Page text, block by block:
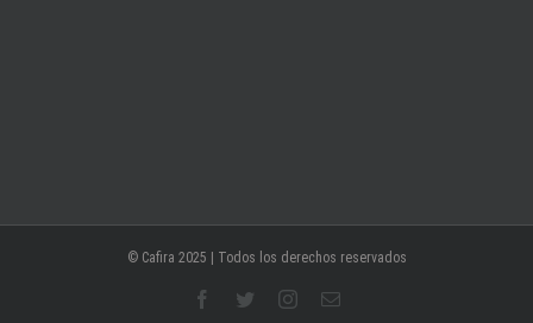
© Cafira 2025 | Todos los derechos reservados
facebooktwitterinstagram
Email